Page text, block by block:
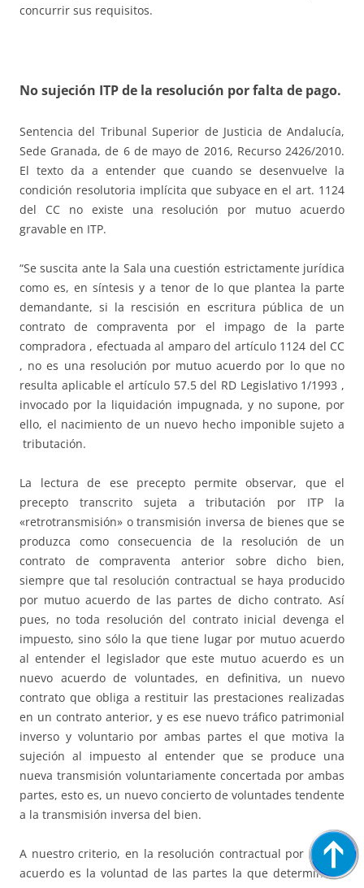
concurrir sus requisitos.
No sujeción ITP de la resolución por falta de pago.
Sentencia del Tribunal Superior de Justicia de Andalucía,
Sede Granada, de 6 de mayo de 2016, Recurso 2426/2010.
El texto da a entender que cuando se desenvuelve la
condición resolutoria implícita que subyace en el art. 1124
del CC no existe una resolución por mutuo acuerdo
gravable en ITP.
“Se suscita ante la Sala una cuestión estrictamente jurídica
como es, en síntesis y a tenor de lo que plantea la parte
demandante, si la rescisión en escritura pública de un
contrato de compraventa por el impago de la parte
compradora , efectuada al amparo del artículo 1124 del CC
, no es una resolución por mutuo acuerdo por lo que no
resulta aplicable el artículo 57.5 del RD Legislativo 1/1993 ,
invocado por la liquidación impugnada, y no supone, por
ello, el nacimiento de un nuevo hecho imponible sujeto a
tributación.
La lectura de ese precepto permite observar, que el
precepto transcrito sujeta a tributación por ITP la
«retrotransmisión» o transmisión inversa de bienes que se
produzca como consecuencia de la resolución de un
contrato de compraventa anterior sobre dicho bien,
siempre que tal resolución contractual se haya producido
por mutuo acuerdo de las partes de dicho contrato. Así
pues, no toda resolución del contrato inicial devenga el
impuesto, sino sólo la que tiene lugar por mutuo acuerdo
al entender el legislador que este mutuo acuerdo es un
nuevo acuerdo de voluntades, en definitiva, un nuevo
contrato que obliga a restituir las prestaciones realizadas
en un contrato anterior, y es ese nuevo tráfico patrimonial
inverso y voluntario por ambas partes el que motiva la
sujeción al impuesto al entender que se produce una
nueva transmisión voluntariamente concertada por ambas
partes, esto es, un nuevo concierto de voluntades tendente
a la transmisión inversa del bien.
A nuestro criterio, en la resolución contractual por mutuo
acuerdo es la voluntad de las partes la que determina la